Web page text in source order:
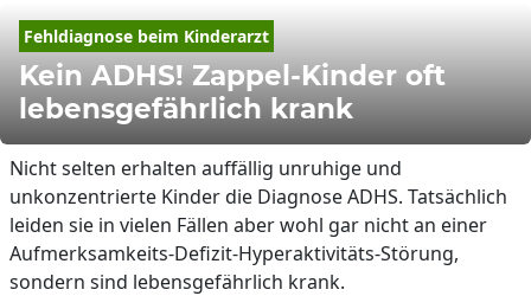
Fehldiagnose beim Kinderarzt
Kein ADHS! Zappel-Kinder oft
lebensgefährlich krank
Nicht selten erhalten auffällig unruhige und
unkonzentrierte Kinder die Diagnose ADHS. Tatsächlich
leiden sie in vielen Fällen aber wohl gar nicht an einer
Aufmerksamkeits-Defizit-Hyperaktivitäts-Störung,
sondern sind lebensgefährlich krank.